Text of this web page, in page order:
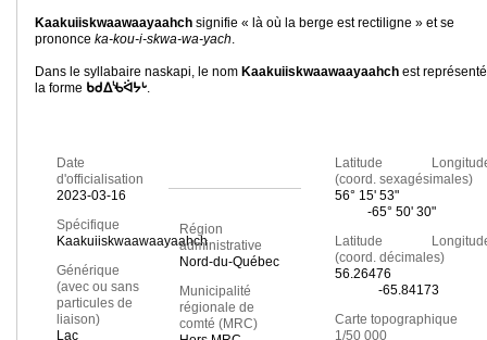
Kaakuiiskwaawaayaahch signifie « là où la berge est rectiligne » et se
prononce ka-kou-i-skwa-wa-yach.
Dans le syllabaire naskapi, le nom Kaakuiiskwaawaayaahch est
la forme ᑲᑯᐃᔎᐛᔭᒡ.
Date
d'officialisation
2023-03-16
Spécifique
Kaakuiiskwaawaayaahch
Générique
(avec ou sans
particules de
liaison)
Lac
Région
administrative
Nord-du-Québec
Municipalité
régionale de
comté (MRC)
Latitude
(coord. sexagésimales)
56° 15' 53"
-65° 50' 30"
Latitude
(coord. décimales)
56.26476
-65.84173
Carte topographique
1/50 000